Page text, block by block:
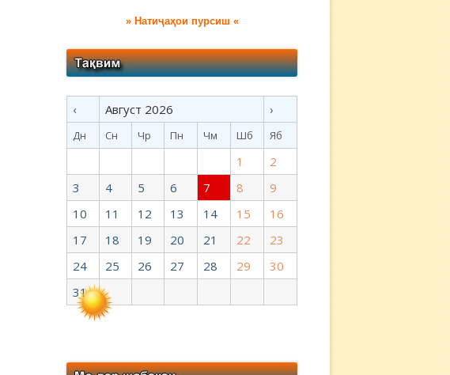
» Натиҷаҳои пурсиш «
‹ Август 2026 ›
Дн Сн Чр Пн Чм Шб Яб
1
2
3
4 5 6 7 8
9
10
11 12 13 14 15
16
17
18 19 20 21 22
23
24
25 26 27 28 29
30
31